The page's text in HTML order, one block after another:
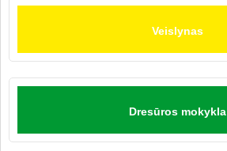
Veislynas
Dresūros mokykla